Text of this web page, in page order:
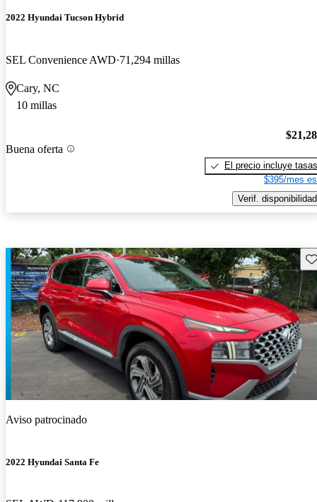
2022 Hyundai Tucson Hybrid
SEL Convenience AWD 71,294 millas
Cary, NC
10 millas
Buena oferta
El precio incluye tasas
$395/mes
Verif. disponibilidad
Aviso patrocinado
2022 Hyundai Santa Fe